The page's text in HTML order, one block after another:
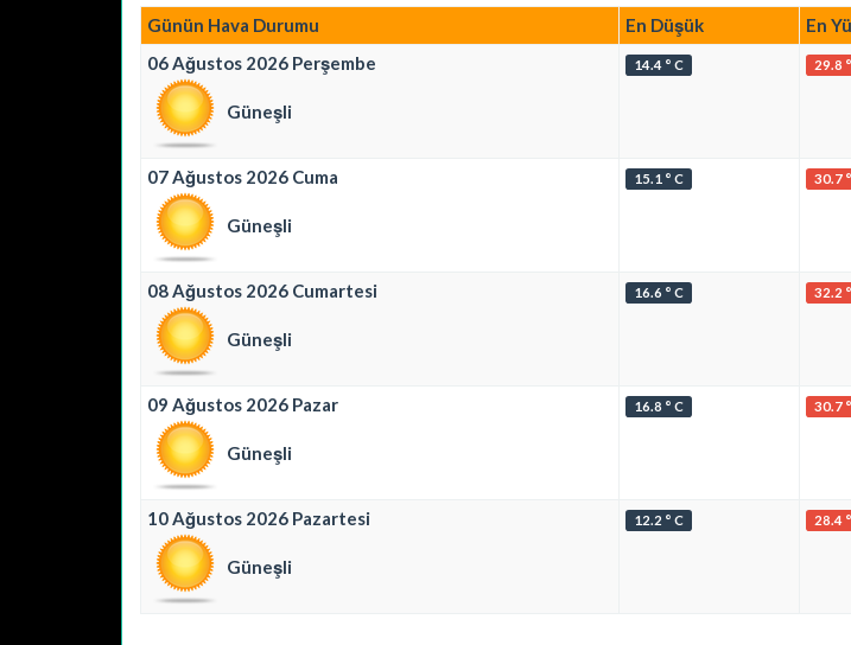
Günün Hava Durumu En Düşük
En
06 Ağustos 2026 Perşembe
Güneşli
14.4 ° C 29.8
07 Ağustos 2026 Cuma
Güneşli
15.1 ° C 30.7
08 Ağustos 2026 Cumartesi
Güneşli
16.6 ° C 32.2
09 Ağustos 2026 Pazar
Güneşli
16.8 ° C 30.7
10 Ağustos 2026 Pazartesi
Güneşli
12.2 ° C 28.4